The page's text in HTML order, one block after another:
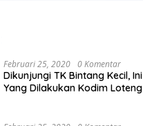
Februari 25, 2020 0 Komentar
Dikunjungi TK Bintang Kecil, Ini
Yang Dilakukan Kodim Loteng